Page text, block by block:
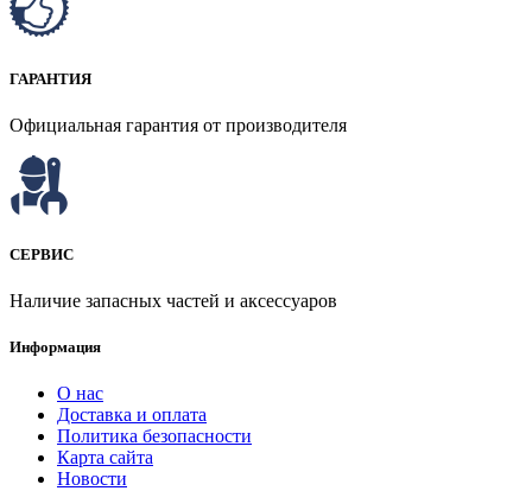
ГАРАНТИЯ
Официальная гарантия от производителя
СЕРВИС
Наличие запасных частей и аксессуаров
Информация
О нас
Доставка и оплата
Политика безопасности
Карта сайта
Новости